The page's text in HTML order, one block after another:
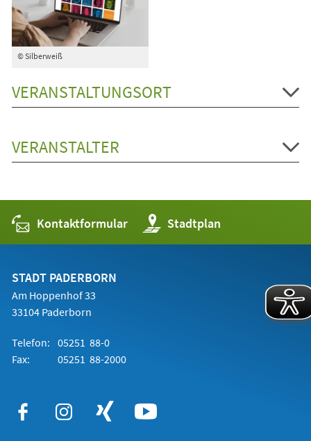
© Silberweiß
VERANSTALTUNGSORT
VERANSTALTER
Kontaktformular Stadtplan
(Öffnet
in
einem
STADT PADERBORN
Am Hoppenhof 33
33104 Paderborn
Telefon: 05251 88-0
Fax:
05251 88-2000